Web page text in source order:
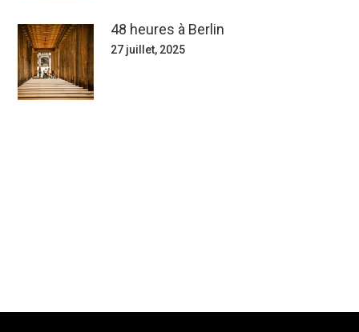
48 heures à Berlin
27 juillet, 2025